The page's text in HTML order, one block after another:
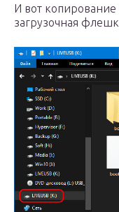
И вот копирование
загрузочная